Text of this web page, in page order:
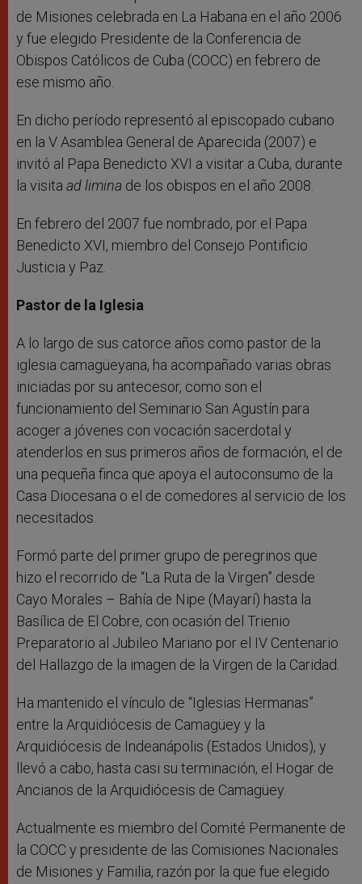
de Misiones celebrada en La Habana en el año 2006
y fue elegido Presidente de la Conferencia de
Obispos Católicos de Cuba (COCC) en febrero de
ese mismo año.
En dicho período representó al episcopado cubano
en la V Asamblea General de Aparecida (2007) e
invitó al Papa Benedicto XVI a visitar a Cuba, durante
la visita ad limina de los obispos en el año 2008.
En febrero del 2007 fue nombrado, por el Papa
Benedicto XVI, miembro del Consejo Pontificio
Justicia y Paz.
Pastor de la Iglesia
A lo largo de sus catorce años como pastor de la
iglesia camagüeyana, ha acompañado varias obras
iniciadas por su antecesor, como son el
funcionamiento del Seminario San Agustín para
acoger a jóvenes con vocación sacerdotal y
atenderlos en sus primeros años de formación, el de
una pequeña finca que apoya el autoconsumo de la
Casa Diocesana o el de comedores al servicio de los
necesitados.
Formó parte del primer grupo de peregrinos que
hizo el recorrido de “La Ruta de la Virgen” desde
Cayo Morales – Bahía de Nipe (Mayarí) hasta la
Basílica de El Cobre, con ocasión del Trienio
Preparatorio al Jubileo Mariano por el IV Centenario
del Hallazgo de la imagen de la Virgen de la Caridad.
Ha mantenido el vínculo de “Iglesias Hermanas”
entre la Arquidiócesis de Camagüey y la
Arquidiócesis de Indeanápolis (Estados Unidos), y
llevó a cabo, hasta casi su terminación, el Hogar de
Ancianos de la Arquidiócesis de Camagüey.
Actualmente es miembro del Comité Permanente de
la COCC y presidente de las Comisiones Nacionales
de Misiones y Familia, razón por la que fue elegido